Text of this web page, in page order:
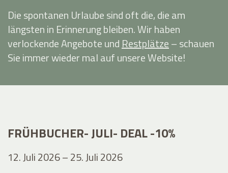
Die spontanen Urlaube sind oft die, die am
längsten in Erinnerung bleiben. Wir haben
verlockende Angebote undRestplätze– schauen
Sie immer wieder mal auf unsere Website!
FRÜHBUCHER- JULI- DEAL -10%
12. Juli 2026 – 25. Juli 2026